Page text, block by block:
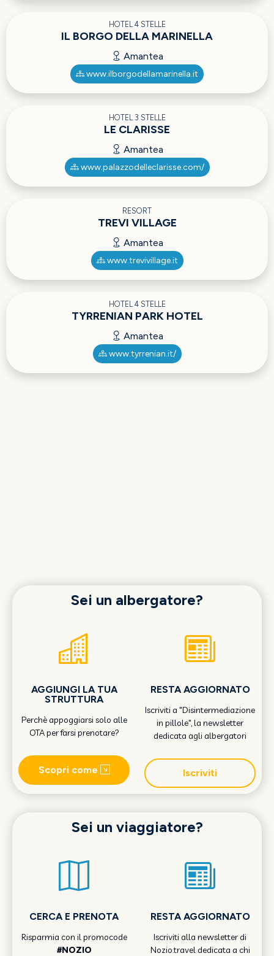
HOTEL 4 STELLE
IL BORGO DELLA MARINELLA
Amantea
www.ilborgodellamarinella.it
HOTEL 3 STELLE
LE CLARISSE
Amantea
www.palazzodelleclarisse.com/
RESORT
TREVI VILLAGE
Amantea
www.trevivillage.it
HOTEL 4 STELLE
TYRRENIAN PARK HOTEL
Amantea
www.tyrrenian.it/
Sei un albergatore?
AGGIUNGI LA TUA
STRUTTURA
Perchè appoggiarsi solo alle
OTA per farsi prenotare?
Scopri come
RESTA AGGIORNATO
Iscriviti a "Disintermediazione
in pillole", la newsletter
dedicata agli albergatori
Iscriviti
Sei un viaggiatore?
CERCA E PRENOTA
Risparmia con il promocode
#NOZIO
RESTA AGGIORNATO
Iscriviti alla newsletter di
Nozio.travel dedicata a chi